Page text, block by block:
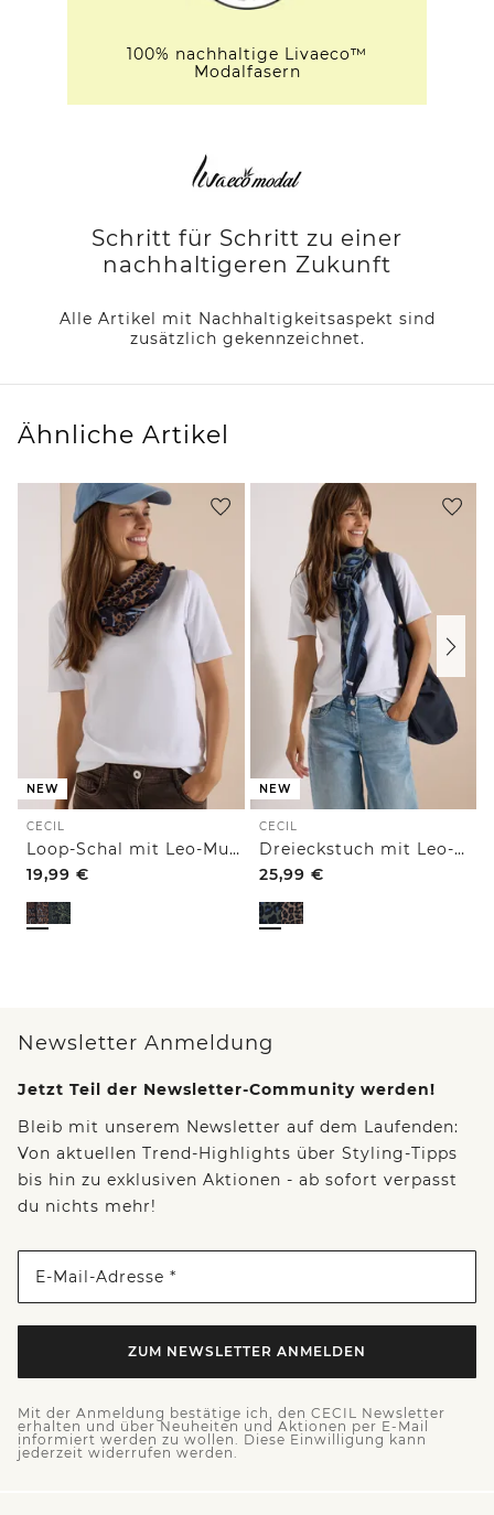
100% nachhaltige Livaeco™
Modalfasern
Schritt für Schritt zu einer
nachhaltigeren Zukunft
Alle Artikel mit Nachhaltigkeitsaspekt sind
zusätzlich gekennzeichnet.
Ähnliche Artikel
NEW
CECIL
Loop-Schal mit Leo-Muster
19,99 €
NEW
CECIL
Dreieckstuch mit Leo-Muster
25,99 €
Newsletter Anmeldung
Jetzt Teil der Newsletter-Community werden!
Bleib mit unserem Newsletter auf dem Laufenden:
Von aktuellen Trend-Highlights über Styling-Tipps
bis hin zu exklusiven Aktionen - ab sofort verpasst
du nichts mehr!
E-Mail-Adresse *
ZUM NEWSLETTER ANMELDEN
Mit der Anmeldung bestätige ich, den CECIL Newsletter
erhalten und über Neuheiten und Aktionen per E-Mail
informiert werden zu wollen. Diese Einwilligung kann
jederzeit widerrufen werden.